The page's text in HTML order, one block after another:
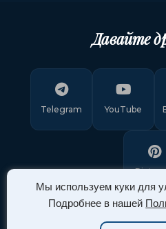
Мы используем куки для
Подробнее в нашей
Давайте
Telegram YouTube